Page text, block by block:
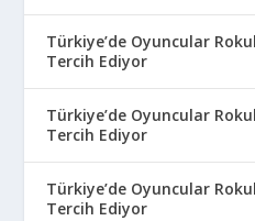
Türkiye’de Oyuncular
Tercih Ediyor
Türkiye’de Oyuncular
Tercih Ediyor
Türkiye’de Oyuncular
Tercih Ediyor